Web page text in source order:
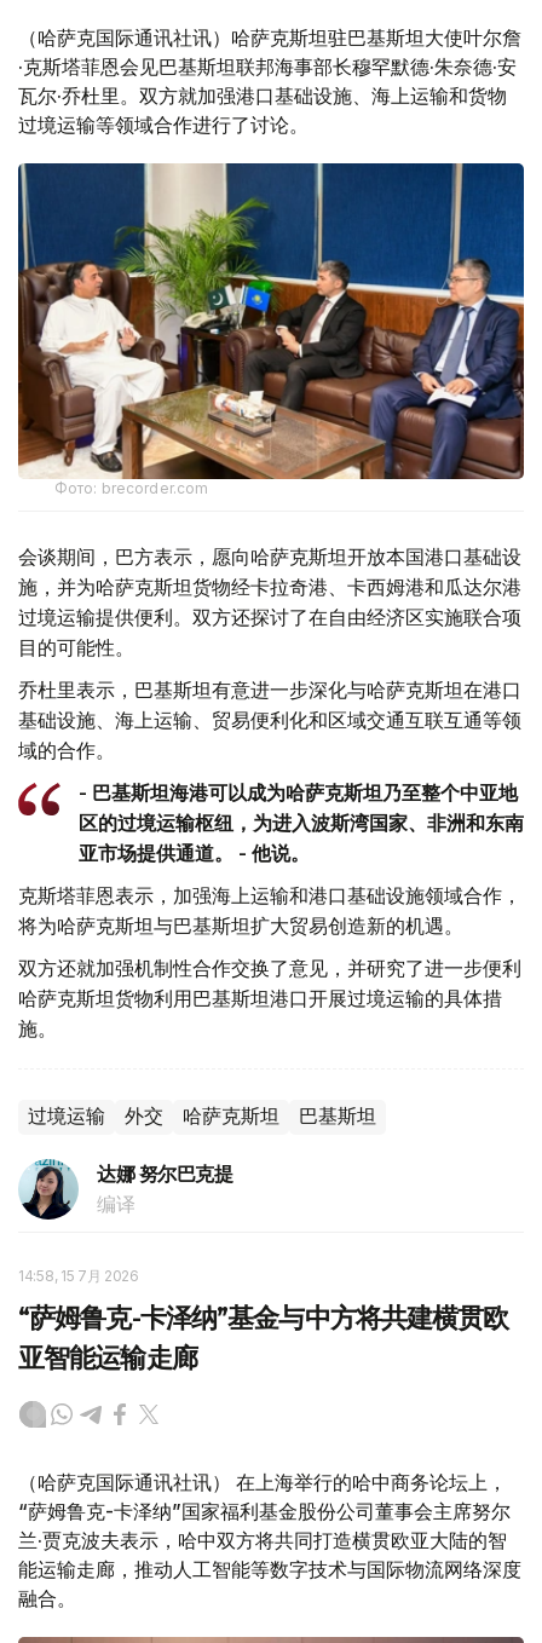
（哈萨克国际通讯社讯）哈萨克斯坦驻巴基斯坦大使叶尔詹
·克斯塔菲恩会见巴基斯坦联邦海事部长穆罕默德·朱奈德·安
瓦尔·乔杜里。双方就加强港口基础设施、海上运输和货物
过境运输等领域合作进行了讨论。
Фото: brecorder.com
会谈期间，巴方表示，愿向哈萨克斯坦开放本国港口基础设
施，并为哈萨克斯坦货物经卡拉奇港、卡西姆港和瓜达尔港
过境运输提供便利。双方还探讨了在自由经济区实施联合项
目的可能性。
乔杜里表示，巴基斯坦有意进一步深化与哈萨克斯坦在港口
基础设施、海上运输、贸易便利化和区域交通互联互通等领
域的合作。
- 巴基斯坦海港可以成为哈萨克斯坦乃至整个中亚地
区的过境运输枢纽，为进入波斯湾国家、非洲和东南
亚市场提供通道。 - 他说。
克斯塔菲恩表示，加强海上运输和港口基础设施领域合作，
将为哈萨克斯坦与巴基斯坦扩大贸易创造新的机遇。
双方还就加强机制性合作交换了意见，并研究了进一步便利
哈萨克斯坦货物利用巴基斯坦港口开展过境运输的具体措
施。
过境运输 外交 哈萨克斯坦 巴基斯坦
达娜 努尔巴克提
编译
14:58, 15 7月 2026
“萨姆鲁克-卡泽纳”基金与中方将共建横贯欧
亚智能运输走廊
（哈萨克国际通讯社讯） 在上海举行的哈中商务论坛上，
“萨姆鲁克-卡泽纳”国家福利基金股份公司董事会主席努尔
兰·贾克波夫表示，哈中双方将共同打造横贯欧亚大陆的智
能运输走廊，推动人工智能等数字技术与国际物流网络深度
融合。